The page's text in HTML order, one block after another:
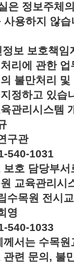
은 정보주체
사용하지 않습
보 보호책임
리에 관한 업
불만처리
정하고 있습
관리시스템
구관
540-1031
호 담당부서
교육관리시
수목원 전시
영
540-1033
서는 수목원
관련 문의, 불